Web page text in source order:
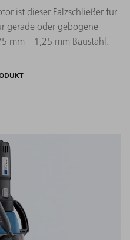
ist dieser Falzschließer für
gerade oder gebogene
mm – 1,25 mm Baustahl.